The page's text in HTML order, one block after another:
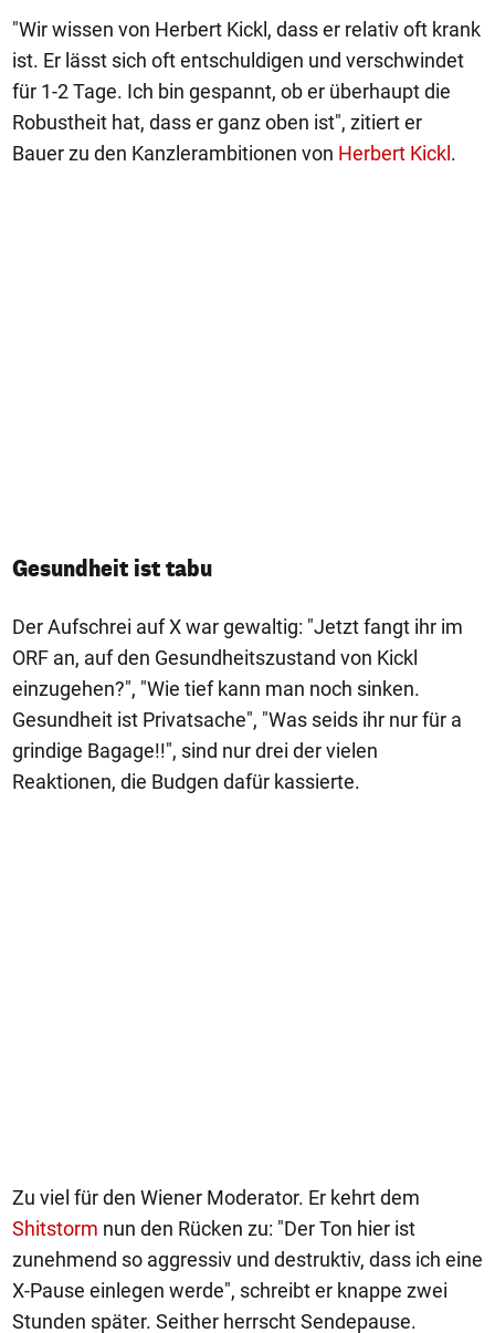
"Wir wissen von Herbert Kickl, dass er relativ oft krank
ist. Er lässt sich oft entschuldigen und verschwindet
für 1-2 Tage. Ich bin gespannt, ob er überhaupt die
Robustheit hat, dass er ganz oben ist", zitiert er
Bauer zu den Kanzlerambitionen von Herbert Kickl .
Gesundheit ist tabu
Der Aufschrei auf X war gewaltig: "Jetzt fangt ihr im
ORF an, auf den Gesundheitszustand von Kickl
einzugehen?", "Wie tief kann man noch sinken.
Gesundheit ist Privatsache", "Was seids ihr nur für a
grindige Bagage!!", sind nur drei der vielen
Reaktionen, die Budgen dafür kassierte.
Zu viel für den Wiener Moderator. Er kehrt dem
Shitstorm nun den Rücken zu: "Der Ton hier ist
zunehmend so aggressiv und destruktiv, dass ich eine
X-Pause einlegen werde", schreibt er knappe zwei
Stunden später. Seither herrscht Sendepause.